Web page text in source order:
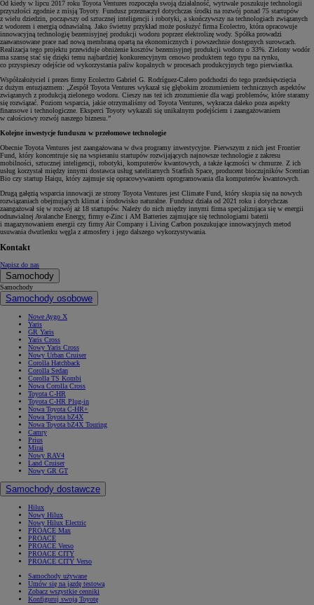
Od kiedy w lipcu 2017 roku Toyota Ventures rozpoczęła swoją działalność, wytrwale poszukuje technologii
przyszłości zgodnie z misją Toyoty. Fundusz przeznaczył dotychczas środki na rozwój ponad 75 startupów
z wielu dziedzin, począwszy od sztucznej inteligencji i robotyki, a skończywszy na technologiach związanych
z wodorem i energią odnawialną. Jako świetny przykład może posłużyć firma Ecolectro, która opracowuje
innowacyjną technologię bezemisyjnej produkcji wodoru poprzez elektrolizę wody. Spółka prowadzi
zaawansowane prace nad nową membraną opartą na ekonomicznych i powszechnie dostępnych surowcach.
Realizacja tego projektu przewiduje obniżenie kosztów bezemisyjnej produkcji wodoru o 33%. Zielony wodór
ma szansę stać się dzięki temu najbardziej konkurencyjnym cenowo produktem tego typu na rynku,
co przyspieszy odejście od wykorzystania paliw kopalnych w procesach produkcyjnych tego pierwiastka.
Współzałożyciel i prezes firmy Ecolectro Gabriel G. Rodríguez-Calero podchodzi do tego przedsięwzięcia
z dużym entuzjazmem: „Zespół Toyota Ventures wykazał się głębokim zrozumieniem technicznych aspektów
związanych z produkcją zielonego wodoru. Cieszy nas też ich zrozumienie dla wagi problemów, które staramy
się rozwiązać. Poziom wsparcia, jakie otrzymaliśmy od Toyota Ventures, wykracza daleko poza aspekty
finansowe i technologiczne. Eksperci Toyoty wykazali się unikalnym podejściem i zaangażowaniem
w całościowy rozwój naszego biznesu.”
Kolejne inwestycje funduszu w przełomowe technologie
Obecnie Toyota Ventures jest zaangażowana w dwa programy inwestycyjne. Pierwszym z nich jest Frontier
Fund, który koncentruje się na wspieraniu startupów rozwijających najnowsze technologie z zakresu
mobilności, sztucznej inteligencji, robotyki, komputerów kwantowych, a także łączności w chmurze. Z ich
usług korzystał między innymi dostawca usług satelitarnych Starfish Space, producent bioczujników Scentian
Bio czy startup Haiqu, który zajmuje się opracowywaniem oprogramowania dla komputerów kwantowych.
Drugą gałęzią wsparcia innowacji ze strony Toyota Ventures jest Climate Fund, który skupia się na nowych
rozwiązaniach obejmujących klimat i środowisko naturalne. Fundusz działa od 2021 roku i dotychczas
zaangażował się w rozwój aż 18 startupów. Należy do nich między innymi firma specjalizująca się w energii
odnawialnej Avalanche Energy, firmy e-Zinc i AM Batteries zajmujące się technologiami baterii
i magazynowaniem energii czy firmy Air Company i Living Carbon poszukujące innowacyjnych metod
usuwania dwutlenku węgla z atmosfery i jego dalszego wykorzystywania.
Kontakt
Napisz do nas
Samochody
Samochody
Samochody osobowe
Nowe Aygo X
Yaris
GR Yaris
Yaris Cross
Nowy Yaris Cross
Nowy Urban Cruiser
Corolla Hatchback
Corolla Sedan
Corolla TS Kombi
Nowa Corolla Cross
Toyota C-HR
Toyota C-HR Plug-in
Nowa Toyota C-HR+
Nowa Toyota bZ4X
Nowa Toyota bZ4X Touring
Camry
Prius
Mirai
Nowy RAV4
Land Cruiser
Nowy GR GT
Samochody dostawcze
Hilux
Nowy Hilux
Nowy Hilux Electric
PROACE Max
PROACE
PROACE Verso
PROACE CITY
PROACE CITY Verso
Samochody używane
Umów się na jazdę testową
Zobacz wszystkie cenniki
Konfiguruj swoją Toyotę